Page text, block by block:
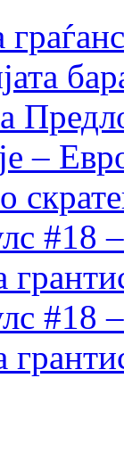
–
#18
#18